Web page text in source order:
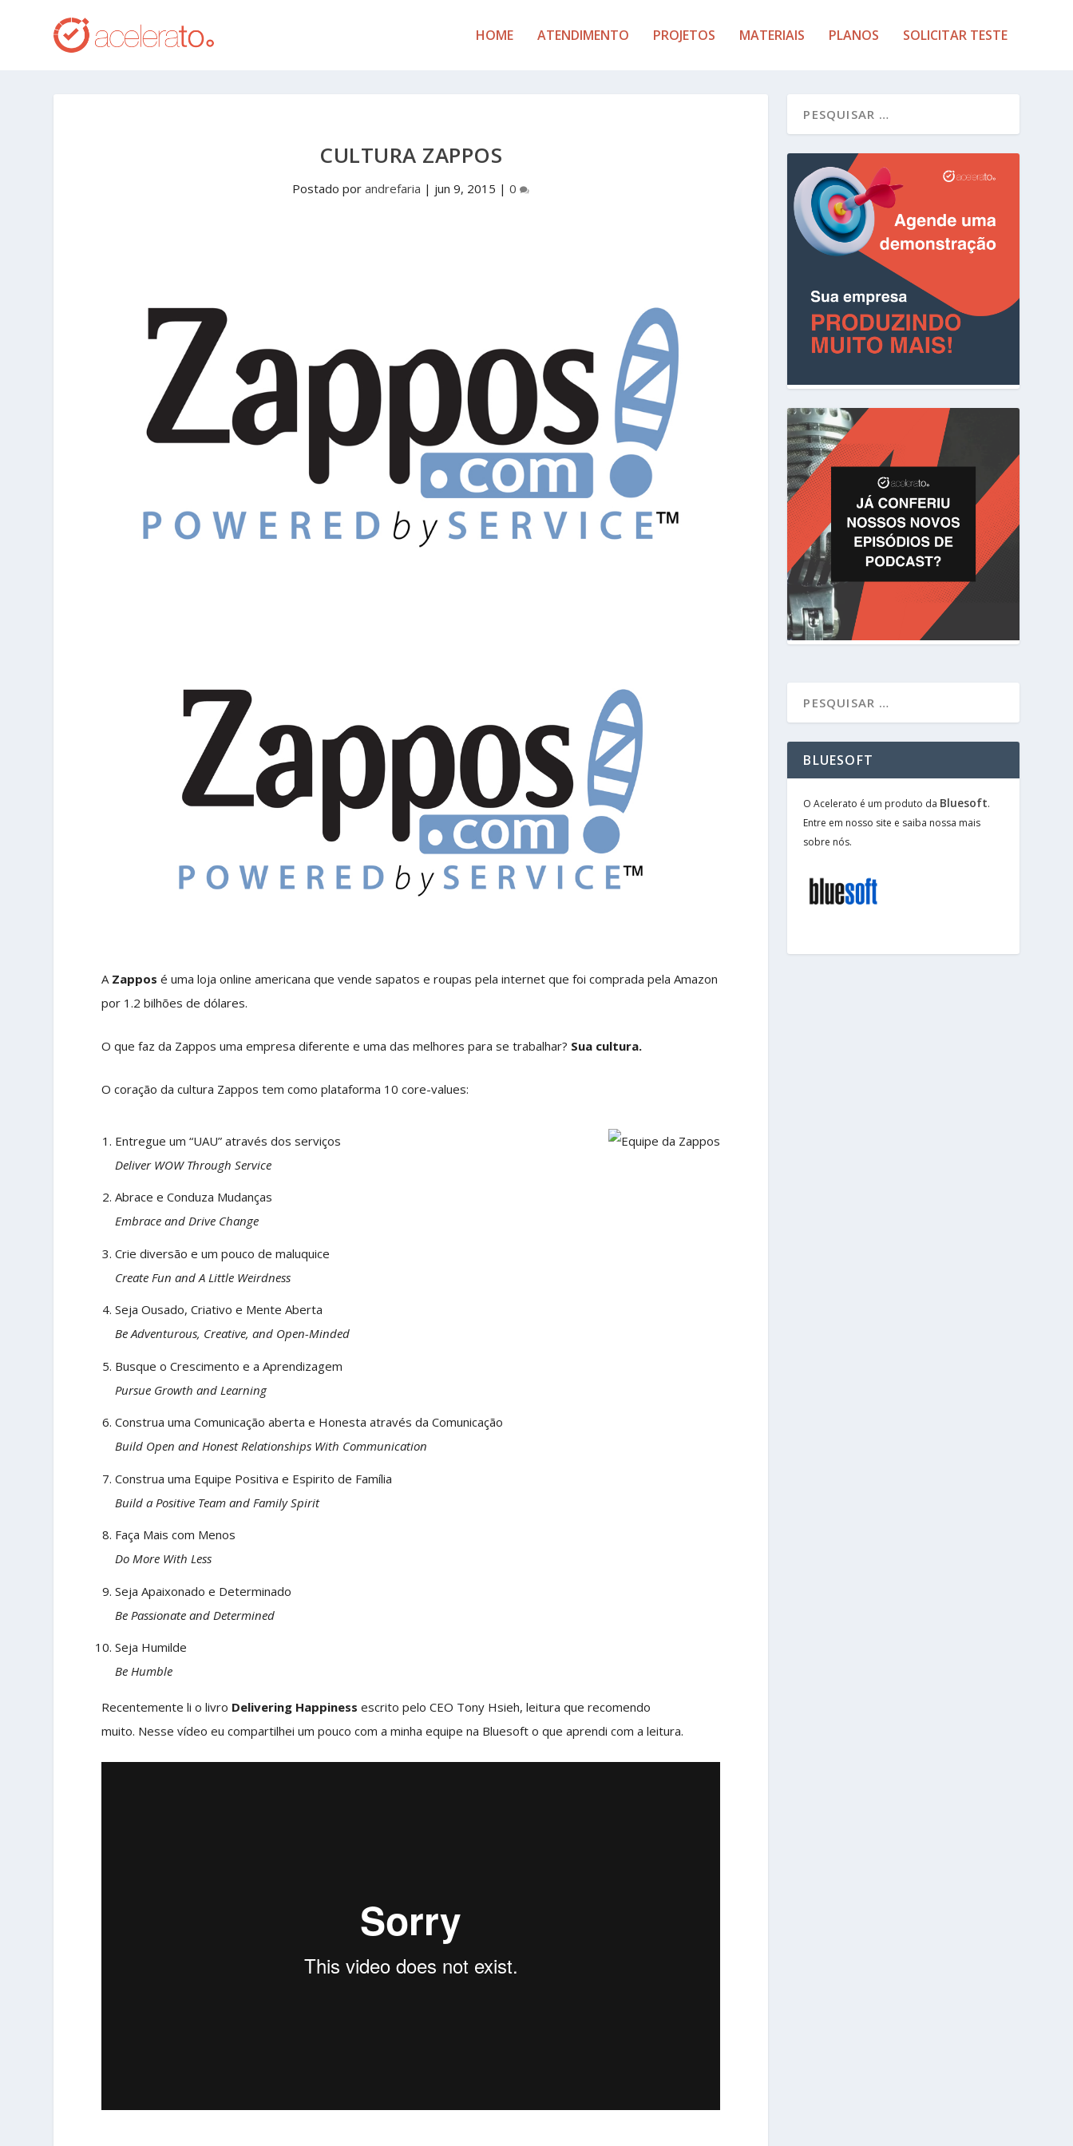
HOME ATENDIMENTO PROJETOS MATERIAIS PLANOS SOLICITAR TESTE
CULTURA ZAPPOS
Postado porandrefaria | jun 9, 2015 |0
A Zappos é uma loja online americana que vende sapatos e roupas pela internet que foi comprada pela Amazon
por 1.2 bilhões de dólares.
O que faz da Zappos uma empresa diferente e uma das melhores para se trabalhar? Sua cultura.
O coração da cultura Zappos tem como plataforma 10 core-values:
Entregue um “UAU” através dos serviços
Deliver WOW Through Service
Abrace e Conduza Mudanças
Embrace and Drive Change
Crie diversão e um pouco de maluquice
Create Fun and A Little Weirdness
Seja Ousado, Criativo e Mente Aberta
Be Adventurous, Creative, and Open-Minded
Busque o Crescimento e a Aprendizagem
Pursue Growth and Learning
Construa uma Comunicação aberta e Honesta através da Comunicação
Build Open and Honest Relationships With Communication
Construa uma Equipe Positiva e Espirito de Família
Build a Positive Team and Family Spirit
Faça Mais com Menos
Do More With Less
Seja Apaixonado e Determinado
Be Passionate and Determined
Seja Humilde
Be Humble
Recentemente li o livro Delivering Happiness escrito pelo CEO Tony Hsieh, leitura que recomendo
muito. Nesse vídeo eu compartilhei um pouco com a minha equipe na Bluesoft o que aprendi com a leitura.
BLUESOFT
O Acelerato é um produto da Bluesoft.
Entre em nosso site e saiba nossa mais
sobre nós.